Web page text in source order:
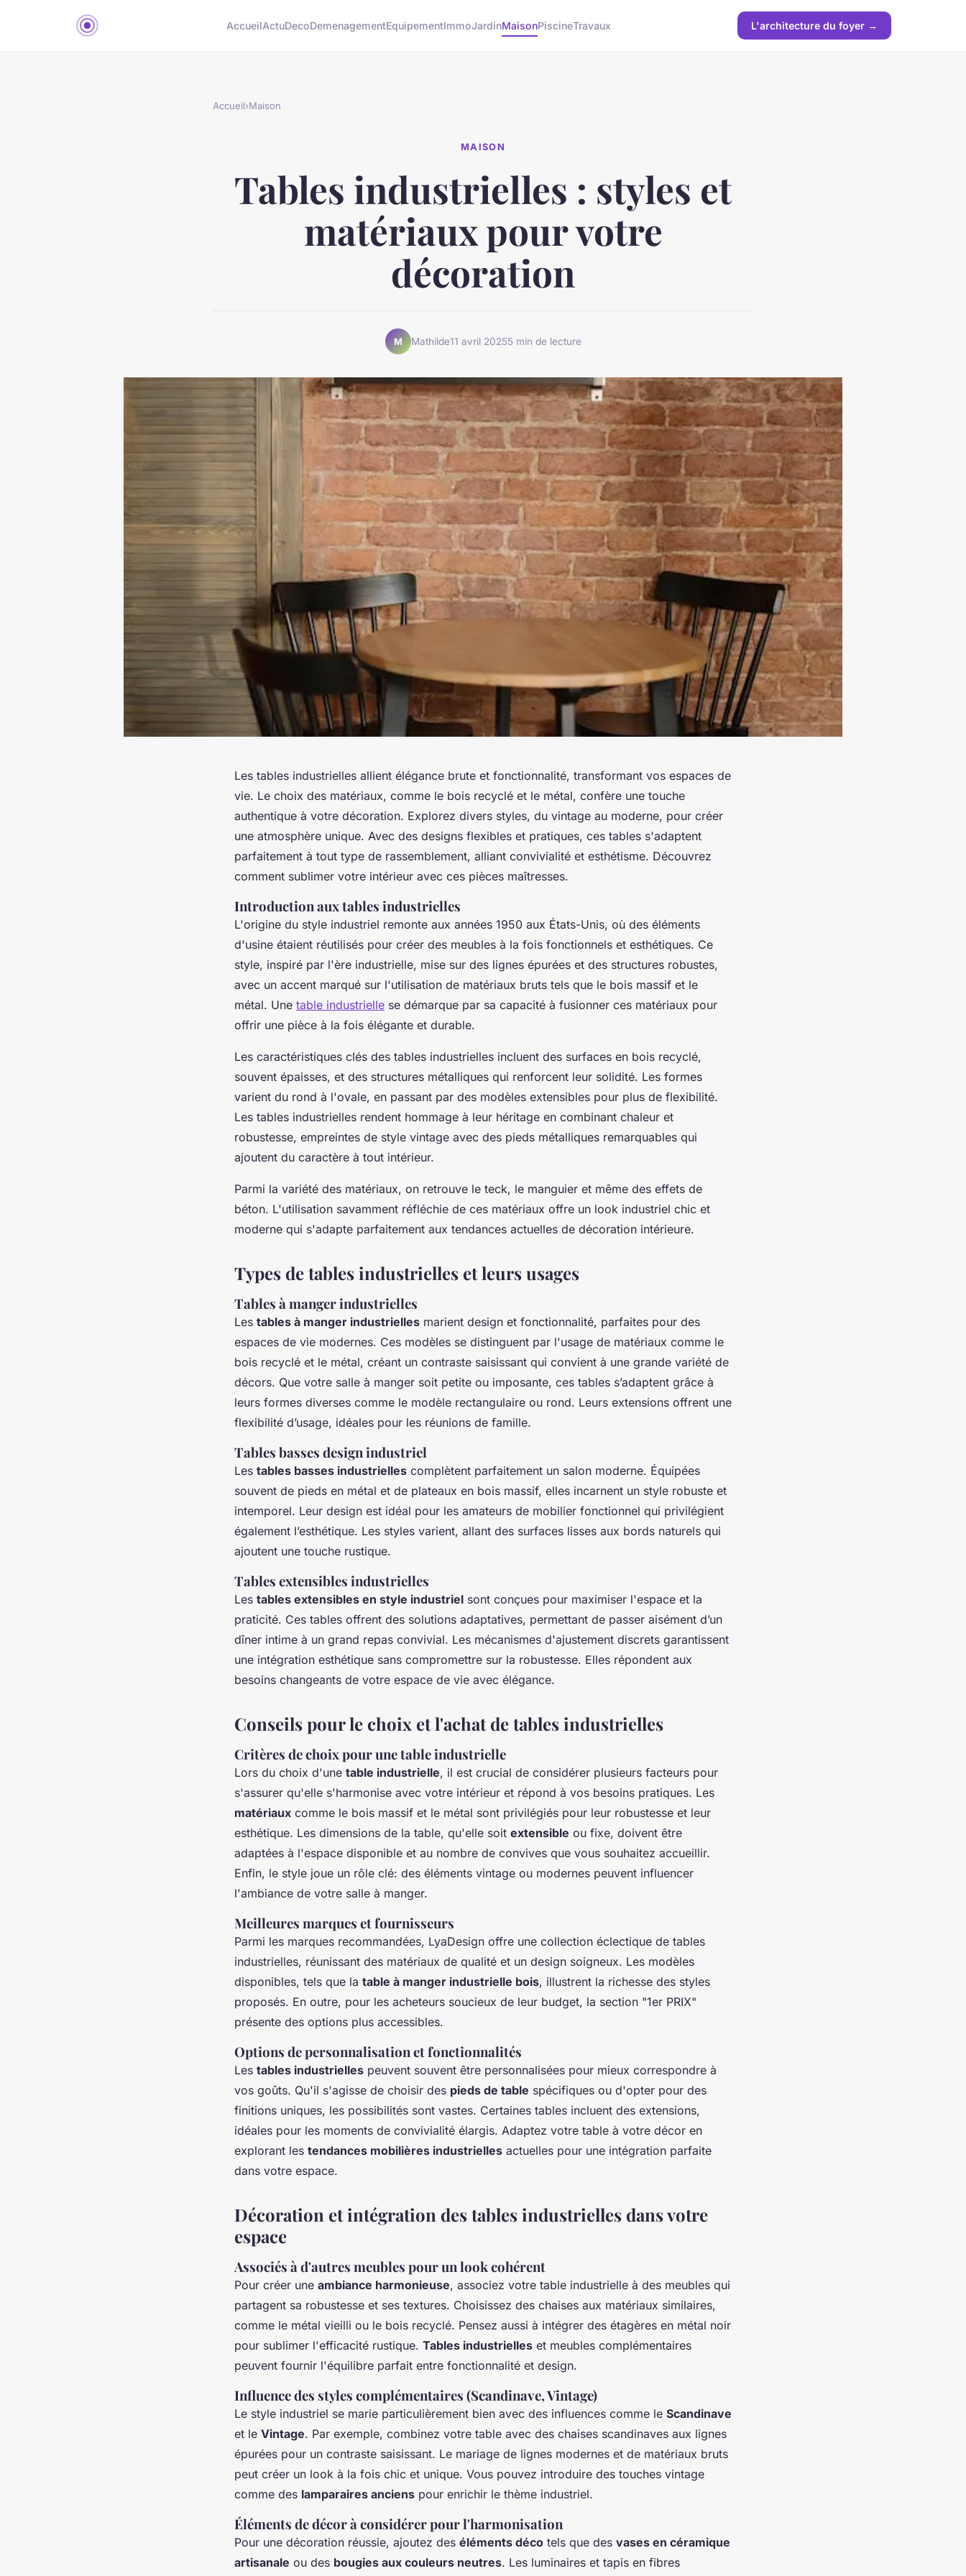
AccueilActuDecoDemenagementEquipementImmoJardinMaisonPiscineTravaux L'architecture du foyer →
Accueil›Maison
MAISON
Tables industrielles : styles et
matériaux pour votre
décoration
M Mathilde11 avril 20255 min de lecture
Les tables industrielles allient élégance brute et fonctionnalité, transformant vos espaces de
vie. Le choix des matériaux, comme le bois recyclé et le métal, confère une touche
authentique à votre décoration. Explorez divers styles, du vintage au moderne, pour créer
une atmosphère unique. Avec des designs flexibles et pratiques, ces tables s'adaptent
parfaitement à tout type de rassemblement, alliant convivialité et esthétisme. Découvrez
comment sublimer votre intérieur avec ces pièces maîtresses.
Introduction aux tables industrielles
L'origine du style industriel remonte aux années 1950 aux États-Unis, où des éléments
d'usine étaient réutilisés pour créer des meubles à la fois fonctionnels et esthétiques. Ce
style, inspiré par l'ère industrielle, mise sur des lignes épurées et des structures robustes,
avec un accent marqué sur l'utilisation de matériaux bruts tels que le bois massif et le
métal. Une table industrielle se démarque par sa capacité à fusionner ces matériaux pour
offrir une pièce à la fois élégante et durable.
Les caractéristiques clés des tables industrielles incluent des surfaces en bois recyclé,
souvent épaisses, et des structures métalliques qui renforcent leur solidité. Les formes
varient du rond à l'ovale, en passant par des modèles extensibles pour plus de flexibilité.
Les tables industrielles rendent hommage à leur héritage en combinant chaleur et
robustesse, empreintes de style vintage avec des pieds métalliques remarquables qui
ajoutent du caractère à tout intérieur.
Parmi la variété des matériaux, on retrouve le teck, le manguier et même des effets de
béton. L'utilisation savamment réfléchie de ces matériaux offre un look industriel chic et
moderne qui s'adapte parfaitement aux tendances actuelles de décoration intérieure.
Types de tables industrielles et leurs usages
Tables à manger industrielles
Les tables à manger industrielles marient design et fonctionnalité, parfaites pour des
espaces de vie modernes. Ces modèles se distinguent par l'usage de matériaux comme le
bois recyclé et le métal, créant un contraste saisissant qui convient à une grande variété de
décors. Que votre salle à manger soit petite ou imposante, ces tables s’adaptent grâce à
leurs formes diverses comme le modèle rectangulaire ou rond. Leurs extensions offrent une
flexibilité d’usage, idéales pour les réunions de famille.
Tables basses design industriel
Les tables basses industrielles complètent parfaitement un salon moderne. Équipées
souvent de pieds en métal et de plateaux en bois massif, elles incarnent un style robuste et
intemporel. Leur design est idéal pour les amateurs de mobilier fonctionnel qui privilégient
également l’esthétique. Les styles varient, allant des surfaces lisses aux bords naturels qui
ajoutent une touche rustique.
Tables extensibles industrielles
Les tables extensibles en style industriel sont conçues pour maximiser l'espace et la
praticité. Ces tables offrent des solutions adaptatives, permettant de passer aisément d’un
dîner intime à un grand repas convivial. Les mécanismes d'ajustement discrets garantissent
une intégration esthétique sans compromettre sur la robustesse. Elles répondent aux
besoins changeants de votre espace de vie avec élégance.
Conseils pour le choix et l'achat de tables industrielles
Critères de choix pour une table industrielle
Lors du choix d'une table industrielle, il est crucial de considérer plusieurs facteurs pour
s'assurer qu'elle s'harmonise avec votre intérieur et répond à vos besoins pratiques. Les
matériaux comme le bois massif et le métal sont privilégiés pour leur robustesse et leur
esthétique. Les dimensions de la table, qu'elle soit extensible ou fixe, doivent être
adaptées à l'espace disponible et au nombre de convives que vous souhaitez accueillir.
Enfin, le style joue un rôle clé: des éléments vintage ou modernes peuvent influencer
l'ambiance de votre salle à manger.
Meilleures marques et fournisseurs
Parmi les marques recommandées, LyaDesign offre une collection éclectique de tables
industrielles, réunissant des matériaux de qualité et un design soigneux. Les modèles
disponibles, tels que la table à manger industrielle bois, illustrent la richesse des styles
proposés. En outre, pour les acheteurs soucieux de leur budget, la section "1er PRIX"
présente des options plus accessibles.
Options de personnalisation et fonctionnalités
Les tables industrielles peuvent souvent être personnalisées pour mieux correspondre à
vos goûts. Qu'il s'agisse de choisir des pieds de table spécifiques ou d'opter pour des
finitions uniques, les possibilités sont vastes. Certaines tables incluent des extensions,
idéales pour les moments de convivialité élargis. Adaptez votre table à votre décor en
explorant les tendances mobilières industrielles actuelles pour une intégration parfaite
dans votre espace.
Décoration et intégration des tables industrielles dans votre
espace
Associés à d'autres meubles pour un look cohérent
Pour créer une ambiance harmonieuse, associez votre table industrielle à des meubles qui
partagent sa robustesse et ses textures. Choisissez des chaises aux matériaux similaires,
comme le métal vieilli ou le bois recyclé. Pensez aussi à intégrer des étagères en métal noir
pour sublimer l'efficacité rustique. Tables industrielles et meubles complémentaires
peuvent fournir l'équilibre parfait entre fonctionnalité et design.
Influence des styles complémentaires (Scandinave, Vintage)
Le style industriel se marie particulièrement bien avec des influences comme le Scandinave
et le Vintage. Par exemple, combinez votre table avec des chaises scandinaves aux lignes
épurées pour un contraste saisissant. Le mariage de lignes modernes et de matériaux bruts
peut créer un look à la fois chic et unique. Vous pouvez introduire des touches vintage
comme des lamparaires anciens pour enrichir le thème industriel.
Éléments de décor à considérer pour l'harmonisation
Pour une décoration réussie, ajoutez des éléments déco tels que des vases en céramique
artisanale ou des bougies aux couleurs neutres. Les luminaires et tapis en fibres